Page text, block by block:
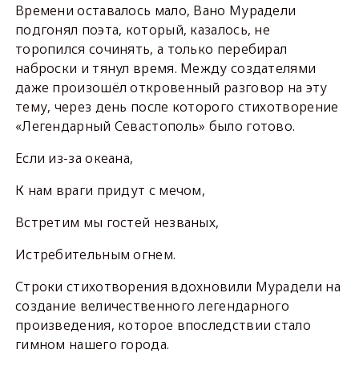
Времени оставалось мало, Вано Мурадели
подгонял поэта, который, казалось, не
торопился сочинять, а только перебирал
наброски и тянул время. Между создателями
даже произошёл откровенный разговор на эту
тему, через день после которого стихотворение
«Легендарный Севастополь» было готово.
Если из-за океана,
К нам враги придут с мечом,
Встретим мы гостей незваных,
Истребительным огнем.
Строки стихотворения вдохновили Мурадели на
создание величественного легендарного
произведения, которое впоследствии стало
гимном нашего города.